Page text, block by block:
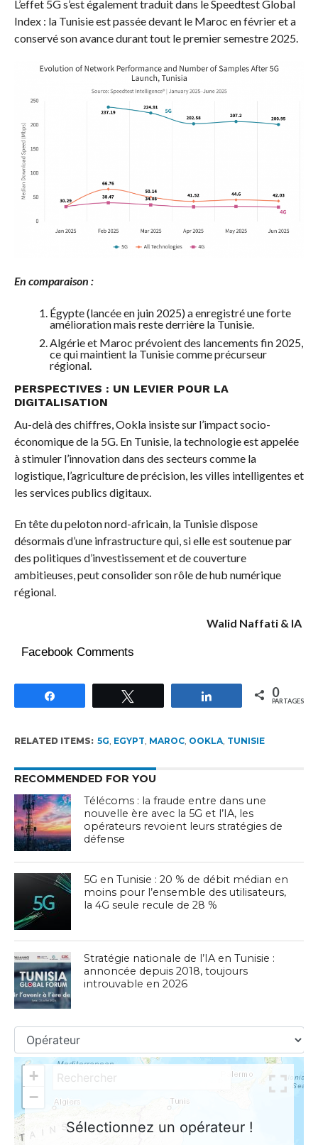
L’effet 5G s’est également traduit dans le Speedtest Global
Index : la Tunisie est passée devant le Maroc en février et a
conservé son avance durant tout le premier semestre 2025.
En comparaison :
Égypte (lancée en juin 2025) a enregistré une forte
amélioration mais reste derrière la Tunisie.
Algérie et Maroc prévoient des lancements fin 2025,
ce qui maintient la Tunisie comme précurseur
régional.
PERSPECTIVES : UN LEVIER POUR LA
DIGITALISATION
Au-delà des chiffres, Ookla insiste sur l’impact socio-
économique de la 5G. En Tunisie, la technologie est appelée
à stimuler l’innovation dans des secteurs comme la
logistique, l’agriculture de précision, les villes intelligentes et
les services publics digitaux.
En tête du peloton nord-africain, la Tunisie dispose
désormais d’une infrastructure qui, si elle est soutenue par
des politiques d’investissement et de couverture
ambitieuses, peut consolider son rôle de hub numérique
régional.
Walid Naffati & IA
Facebook Comments
Partagez 0
PARTAGES
RELATED ITEMS: 5G EGYPT MAROC, OOKLA, TUNISIE
RECOMMENDED FOR YOU
Télécoms : la fraude entre dans une
nouvelle ère avec la 5G et l’IA, les
opérateurs revoient leurs stratégies de
défense
5G en Tunisie : 20 % de débit médian en
moins pour l’ensemble des utilisateurs,
la 4G seule recule de 28 %
Stratégie nationale de l’IA en Tunisie :
annoncée depuis 2018, toujours
introuvable en 2026